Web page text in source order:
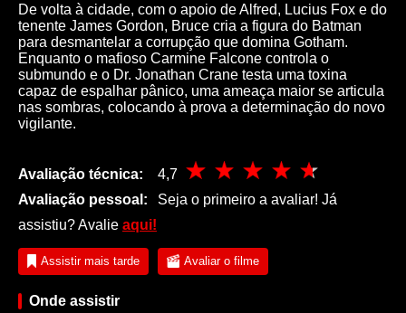
De volta à cidade, com o apoio de Alfred, Lucius Fox e do
tenente James Gordon, Bruce cria a figura do Batman
para desmantelar a corrupção que domina Gotham.
Enquanto o mafioso Carmine Falcone controla o
submundo e o Dr. Jonathan Crane testa uma toxina
capaz de espalhar pânico, uma ameaça maior se articula
nas sombras, colocando à prova a determinação do novo
vigilante.
Avaliação técnica:
4,7
Avaliação pessoal:
Seja o primeiro a avaliar! Já
assistiu? Avalie aqui!
Assistir mais tarde Avaliar o filme
Onde assistir